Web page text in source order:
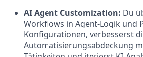
AI Agent Customization: Du
Workflows in Agent-Logik und
Konfigurationen, verbesserst
Automatisierungsabdeckung